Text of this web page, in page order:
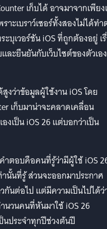
เก็บได้ อาจมาจากเพีย
าะเบราว์เซอร์ทั้งสองไม่ได้ทำ
บุเวอร์ชัน iOS ที่ถูกต้องอยู่ เ
ะยืนยันกับเว็บไซต์ของตัวเอง
งว่าข้อมูลผู้ใช้งาน iOS โดย
เก็บมาน่าจะคลาดเคลื่อน
งเป็น iOS 26 แต่บอกว่าเป็น
ตอบคือคนที่รู้ว่ามีผู้ใช้ iOS
นั้นที่รู้ ส่วนจะออกมาประกาศ
กันต่อไป แต่มีความเป็นไปได้ว่
นวนคนที่หันมาใช้ iOS 26
นประจำทุกปีช่วงต้นปี